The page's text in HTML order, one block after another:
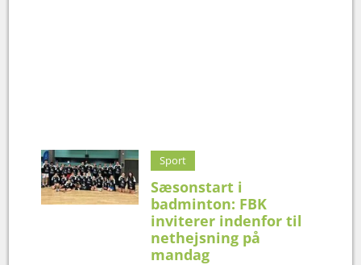
Sport
Sæsonstart i
badminton: FBK
inviterer indenfor til
nethejsning på
mandag